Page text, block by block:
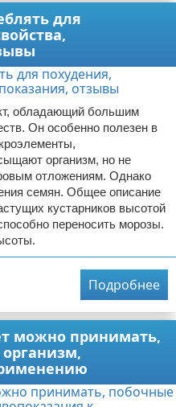
для
обладающий большим
Он особенно полезен в
организм, но не
отложениям. Однако
семян. Общее описание
кустарников высотой
переносить морозы.
Подробнее
можно принимать,